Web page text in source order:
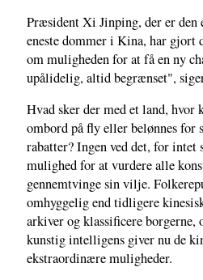
Præsident Xi Jinping, der er den
eneste dommer i Kina, har gjort
om muligheden for at få en ny
upålidelig, altid begrænset",
Hvad sker der med et land, hvor
ombord på fly eller belønnes for
rabatter? Ingen ved det, for
mulighed for at vurdere alle
gennemtvinge sin vilje.
omhyggelig end tidligere
arkiver og klassificere borgerne,
kunstig intelligens giver nu de
ekstraordinære muligheder.